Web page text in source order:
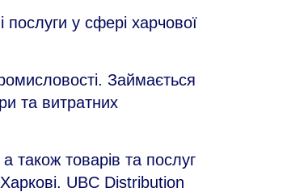
у сфері харчової
Займається
та витратних
також товарів та послуг
UBC Distribution